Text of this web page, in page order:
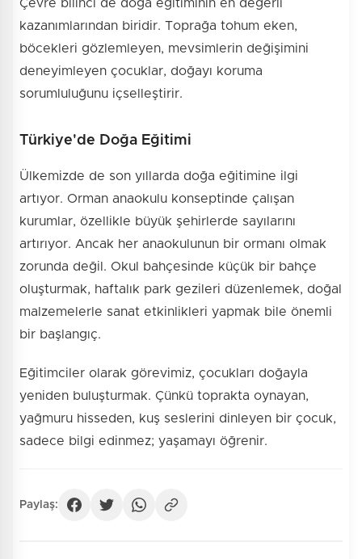
Çevre bilinci de doğa eğitiminin en değerli
kazanımlarından biridir. Toprağa tohum eken,
böcekleri gözlemleyen, mevsimlerin değişimini
deneyimleyen çocuklar, doğayı koruma
sorumluluğunu içselleştirir.
Türkiye'de Doğa Eğitimi
Ülkemizde de son yıllarda doğa eğitimine ilgi
artıyor. Orman anaokulu konseptinde çalışan
kurumlar, özellikle büyük şehirlerde sayılarını
artırıyor. Ancak her anaokulunun bir ormanı olmak
zorunda değil. Okul bahçesinde küçük bir bahçe
oluşturmak, haftalık park gezileri düzenlemek, doğal
malzemelerle sanat etkinlikleri yapmak bile önemli
bir başlangıç.
Eğitimciler olarak görevimiz, çocukları doğayla
yeniden buluşturmak. Çünkü toprakta oynayan,
yağmuru hisseden, kuş seslerini dinleyen bir çocuk,
sadece bilgi edinmez; yaşamayı öğrenir.
Paylaş: